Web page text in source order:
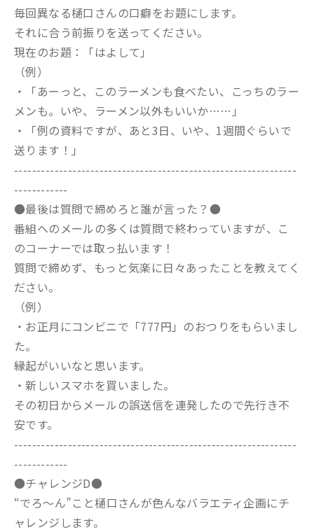
毎回異なる樋口さんの口癖をお題にします。
それに合う前振りを送ってください。
現在のお題：「はよして」
（例）
・「あーっと、このラーメンも食べたい、こっちのラー
メンも。いや、ラーメン以外もいいか……」
・「例の資料ですが、あと3日、いや、1週間ぐらいで
送ります！」
---------------------------------------------------------------
------------
●最後は質問で締めろと誰が言った？●
番組へのメールの多くは質問で終わっていますが、こ
のコーナーでは取っ払います！
質問で締めず、もっと気楽に日々あったことを教えてく
ださい。
（例）
・お正月にコンビニで「777円」のおつりをもらいまし
た。
縁起がいいなと思います。
・新しいスマホを買いました。
その初日からメールの誤送信を連発したので先行き不
安です。
---------------------------------------------------------------
------------
●チャレンジD●
“でろ～ん”こと樋口さんが色んなバラエティ企画にチ
ャレンジします。